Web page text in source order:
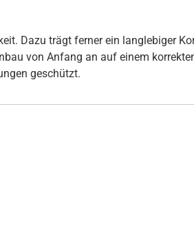
Dazu trägt ferner ein langlebiger
von Anfang an auf einem
geschützt.